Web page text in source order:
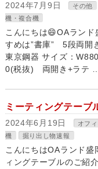
2024年7月9日 その他
機・複合機
こんにちは😄OAラン
すめは”書庫” 5段両開
東京鋼器 サイズ：
0(税抜) 両開き+ラテ …
ミーティングテーブ
2024年6月19日 オフ
機
掘り出し物速報
こんにちはOAランド
ィングテーブルのご紹